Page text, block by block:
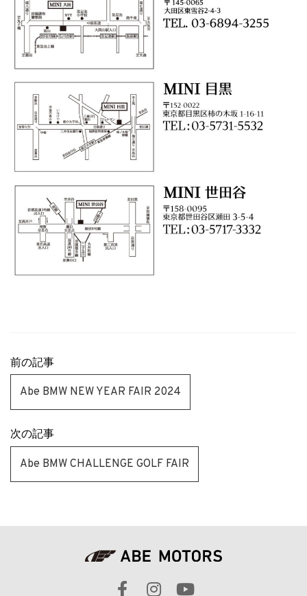
前の記事
Abe BMW NEW YEAR FAIR 2024
次の記事
Abe BMW CHALLENGE GOLF FAIR